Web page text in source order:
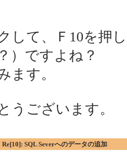
して、Ｆ10を押
）ですよね？
ます。
うございます。
Re[10]: SQL Severへのデータの追加